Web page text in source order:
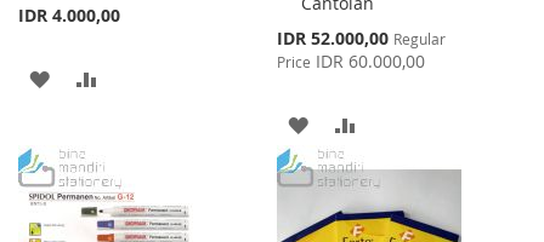
IDR 4.000,00
ADD
WISH
LIST
COMPARE
Special
Price
IDR 52.000,00 Regular
Price IDR 60.000,00
ADD
TO
WISH
TO
COMPARE